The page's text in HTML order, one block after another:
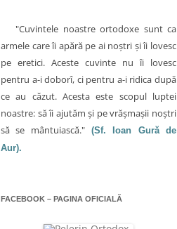
"Cuvintele noastre ortodoxe sunt ca
armele care îi apără pe ai noştri şi îi lovesc
pe eretici. Aceste cuvinte nu îi lovesc
pentru a-i doborî, ci pentru a-i ridica după
ce au căzut. Acesta este scopul luptei
noastre: să îi ajutăm şi pe vrăşmaşii noştri
să se mântuiască."
(Sf. Ioan Gură de
Aur).
FACEBOOK – PAGINA OFICIALĂ